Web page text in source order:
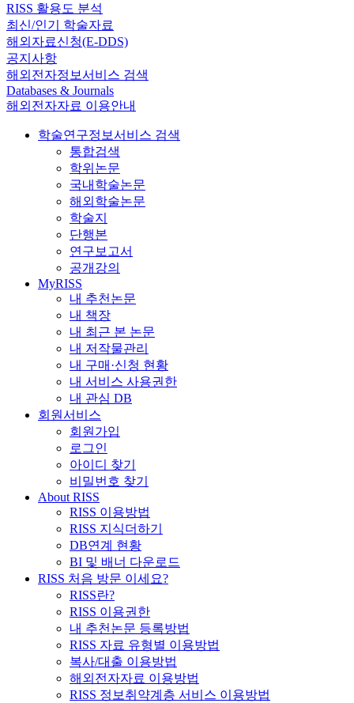
RISS 활용도 분석
최신/인기 학술자료
해외자료신청(E-DDS)
공지사항
해외전자정보서비스 검색
Databases & Journals
해외전자자료 이용안내
학술연구정보서비스 검색
통합검색
학위논문
국내학술논문
해외학술논문
학술지
단행본
연구보고서
공개강의
MyRISS
내 추천논문
내 책장
내 최근 본 논문
내 저작물관리
내 구매·신청 현황
내 서비스 사용권한
내 관심 DB
회원서비스
회원가입
로그인
아이디 찾기
비밀번호 찾기
About RISS
RISS 이용방법
RISS 지식더하기
DB연계 현황
BI 및 배너 다운로드
RISS 처음 방문 이세요?
RISS란?
RISS 이용권한
내 추천논문 등록방법
RISS 자료 유형별 이용방법
복사/대출 이용방법
해외전자자료 이용방법
RISS 정보취약계층 서비스 이용방법